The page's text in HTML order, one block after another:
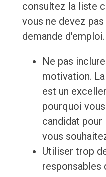
consultez la liste
vous ne devez
demande d'emploi.
Ne pas
motivation.
est un
pourquoi
candidat
vous
Utiliser trop
responsables